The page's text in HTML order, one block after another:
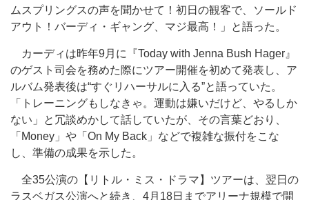
ムスプリングスの声を聞かせて！初日の観客で、ソールド
アウト！バーディ・ギャング、マジ最高！」と語った。
カーディは昨年9月に『Today with Jenna Bush Hager』
のゲスト司会を務めた際にツアー開催を初めて発表し、ア
ルバム発表後は“すぐリハーサルに入る”と語っていた。
「トレーニングもしなきゃ。運動は嫌いだけど、やるしか
ない」と冗談めかして話していたが、その言葉どおり、
「Money」や「On My Back」などで複雑な振付をこな
し、準備の成果を示した。
全35公演の【リトル・ミス・ドラマ】ツアーは、翌日の
ラスベガス公演へと続き、4月18日までアリーナ規模で開